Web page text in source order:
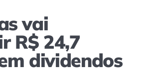
vai
R$ 24,7
dividendos